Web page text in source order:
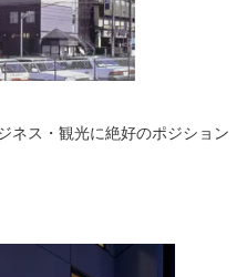
ネス・観光に絶好のポジション